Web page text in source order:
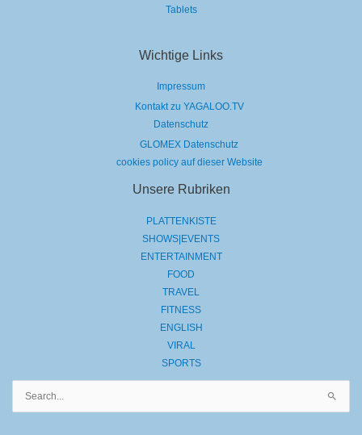
Tablets
Wichtige Links
Impressum
Kontakt zu YAGALOO.TV
Datenschutz
GLOMEX Datenschutz
cookies policy auf dieser Website
Unsere Rubriken
PLATTENKISTE
SHOWS|EVENTS
ENTERTAINMENT
FOOD
TRAVEL
FITNESS
ENGLISH
VIRAL
SPORTS